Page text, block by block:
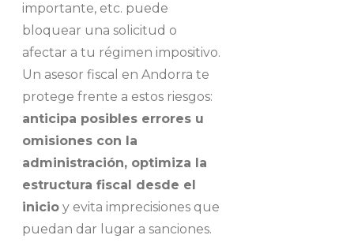
importante, etc. puede
bloquear una solicitud o
afectar a tu régimen impositivo.
Un asesor fiscal en Andorra te
protege frente a estos riesgos:
anticipa posibles errores u
omisiones con la
administración, optimiza la
estructura fiscal desde el
inicio y evita imprecisiones que
puedan dar lugar a sanciones.